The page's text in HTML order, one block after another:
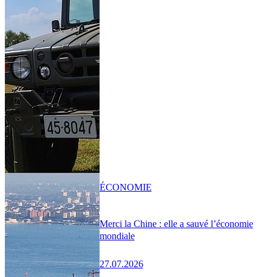
Merci la Chine : elle a sauvé l’économie
mondiale
27.07.2026
ÉCONOMIE